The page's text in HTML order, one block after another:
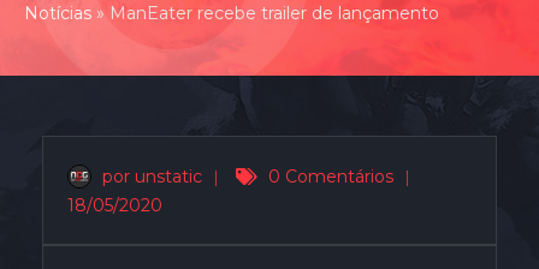
Notícias » ManEater recebe trailer de lançamento
por unstatic | 0 Comentários
|
18/05/2020